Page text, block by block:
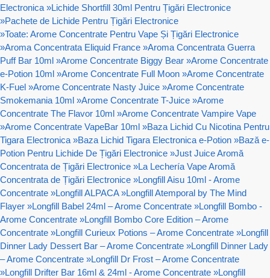
Electronica »Lichide Shortfill 30ml Pentru Țigări Electronice
»Pachete de Lichide Pentru Țigări Electronice
»Toate: Arome Concentrate Pentru Vape Și Țigări Electronice
»Aroma Concentrata Eliquid France »Aroma Concentrata Guerra
Puff Bar 10ml »Arome Concentrate Biggy Bear »Arome Concentrate
e-Potion 10ml »Arome Concentrate Full Moon »Arome Concentrate
K-Fuel »Arome Concentrate Nasty Juice »Arome Concentrate
Smokemania 10ml »Arome Concentrate T-Juice »Arome
Concentrate The Flavor 10ml »Arome Concentrate Vampire Vape
»Arome Concentrate VapeBar 10ml »Baza Lichid Cu Nicotina Pentru
Tigara Electronica »Baza Lichid Tigara Electronica e-Potion »Bază e-
Potion Pentru Lichide De Țigări Electronice »Just Juice Aromă
Concentrata de Țigări Electronice »La Lechería Vape Aromă
Concentrata de Țigări Electronice »Longfill Aisu 10ml - Arome
Concentrate »Longfill ALPACA »Longfill Atemporal by The Mind
Flayer »Longfill Babel 24ml – Arome Concentrate »Longfill Bombo -
Arome Concentrate »Longfill Bombo Core Edition – Arome
Concentrate »Longfill Curieux Potions – Arome Concentrate »Longfill
Dinner Lady Dessert Bar – Arome Concentrate »Longfill Dinner Lady
– Arome Concentrate »Longfill Dr Frost – Arome Concentrate
»Longfill Drifter Bar 16ml & 24ml - Arome Concentrate »Longfill